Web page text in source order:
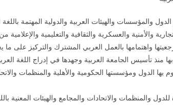
والمؤسسات والهيئات العربية والدولية المهتمة
والأمنية والعسكرية والثقافية والتعليمية
واهتمامها بالعمل العربي المشترك والتركيز على ما
منذ تأسيس الجامعة العربية وجهدها في إدراج اللغة
بها الدول ومؤسستها الحكومية والأهلية والمنظمات
والمنظمات والاتحادات والمجامع والهيئات المعنية